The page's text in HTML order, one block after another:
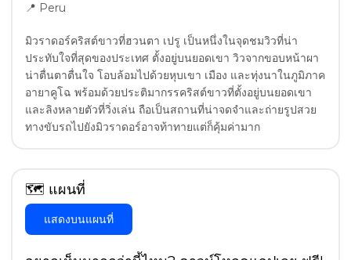
📍 Peru
มิวราดอร์คริสต์ขาวที่ฮวนตา เปรู เป็นหนึ่งในจุดชมวิวที่น่า
ประทับใจที่สุดของประเทศ ตั้งอยู่บนยอดเขา วิวจากขอบหน้าผา
น่าตื่นตาตื่นใจ โอบล้อมไปด้วยหุบเขา เมือง และทุ่งนาในภูมิภาค
อายาคูโฉ พร้อมด้วยประติมากรรคริสต์ขาวที่ตั้งอยู่บนยอดเขา
และลิงหลายตัวที่วิ่งเล่น ถือเป็นสถานที่น่าจดจำและถ่ายรูปสวย
ทางขับรถไปยังมิวราดอร์อาจท้าทายแต่ก็คุ้มค่ามาก
🗺 แผนที่
แสดงบนแผนที่